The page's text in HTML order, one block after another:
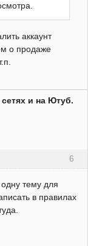
аккаунт
о продаже
и на Ютуб.
6
тему для
в правилах